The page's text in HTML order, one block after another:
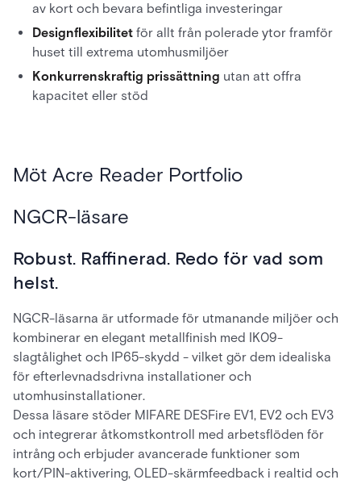
av kort och bevara befintliga investeringar
Designflexibilitet för allt från polerade ytor framför
huset till extrema utomhusmiljöer
Konkurrenskraftig prissättning utan att offra
kapacitet eller stöd
Möt Acre Reader Portfolio
NGCR-läsare
Robust. Raffinerad. Redo för vad som
helst.
NGCR-läsarna är utformade för utmanande miljöer och
kombinerar en elegant metallfinish med IK09-
slagtålighet och IP65-skydd - vilket gör dem idealiska
för efterlevnadsdrivna installationer och
utomhusinstallationer.
Dessa läsare stöder MIFARE DESFire EV1, EV2 och EV3
och integrerar åtkomstkontroll med arbetsflöden för
intrång och erbjuder avancerade funktioner som
kort/PIN-aktivering, OLED-skärmfeedback i realtid och